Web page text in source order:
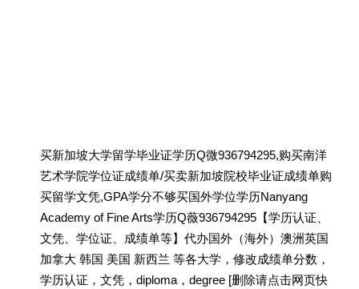
买新加坡大学留学毕业证学历Q微936794295,购买南洋
艺术学院学位证成绩单/买卖新加坡院校毕业证成绩单购
买留学文凭,GPA学分不够买国外学位学历Nanyang
Academy of Fine Arts学历Q薇936794295【学历认证、
文凭、学位证、成绩单等】代办国外（海外）澳洲英国
加拿大 韩国 美国 新西兰 等各大学，修改成绩单分数，
学历认证，文凭，diploma，degree [删除请点击网页快